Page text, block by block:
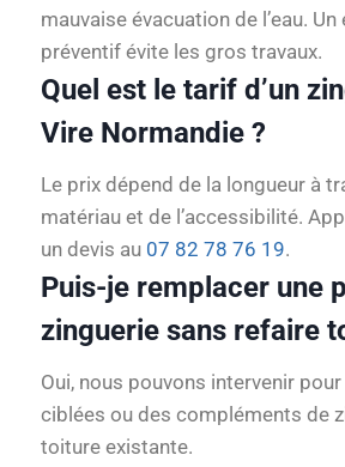
mauvaise évacuation de l’eau.
préventif évite les gros travaux.
Quel est le tarif d’un
Vire Normandie ?
Le prix dépend de la longueur à
matériau et de l’accessibilité.
un devis au 07 82 78 76 19.
Puis-je remplacer une
zinguerie sans refaire
Oui, nous pouvons intervenir
ciblées ou des compléments de
toiture existante.